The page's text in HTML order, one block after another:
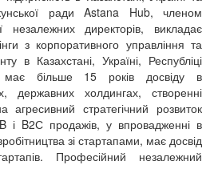
ради Astana Hub, членом
незалежних директорів, викладає
з корпоративного управління та
в Казахстані, Україні, Республіці
більше 15 років досвіду в
державних холдингах, створенні
стратегічний розвиток
і B2С продажів, у впровадженні в
зі стартапами, має досвід
Професійний незалежний